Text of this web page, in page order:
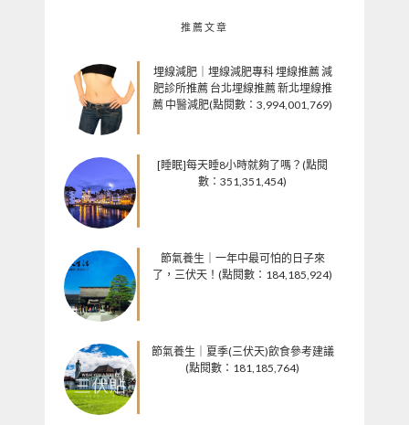
推薦文章
埋線減肥｜埋線減肥專科 埋線推薦 減
肥診所推薦 台北埋線推薦 新北埋線推
薦 中醫減肥(點閱數：3,994,001,769)
[睡眠]每天睡8小時就夠了嗎？(點閱
數：351,351,454)
節氣養生｜一年中最可怕的日子來
了，三伏天！(點閱數：184,185,924)
節氣養生｜夏季(三伏天)飲食參考建議
(點閱數：181,185,764)